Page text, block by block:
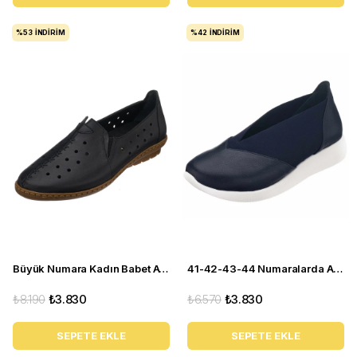
Büyük Numara Kadın Babet Ayakkabı PR 2211 Siyah
₺3.830
₺8.190
SEPETE EKLE
%53 İNDIRIM
41-42-43-44 Numaralarda A1357 Lacivert Lastikli Ortopedik Rahat Taban Günlük Büyük Numara Kadın Ayakkabı
₺3.830
₺6.570
SEPETE EKLE
%42 İNDIRIM